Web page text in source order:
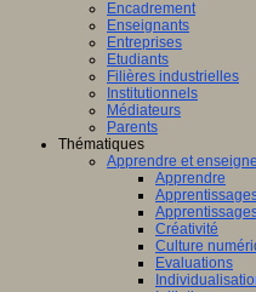
Encadrement
Enseignants
Entreprises
Etudiants
Filières industrielles
Institutionnels
Médiateurs
Parents
Thématiques
Apprendre et
Apprendre
Créativité
Culture
Evaluations